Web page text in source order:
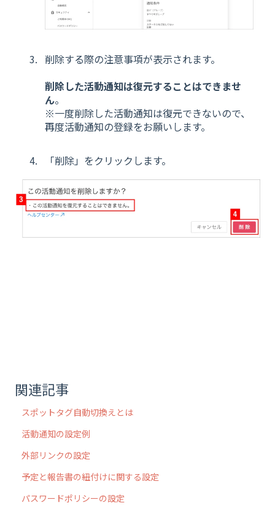
削除する際の注意事項が表示されます。
削除した活動通知は復元することはできませ
ん。
※一度削除した活動通知は復元できないので、
再度活動通知の登録をお願いします。
「削除」をクリックします。
関連記事
スポットタグ自動切換えとは
活動通知の設定例
外部リンクの設定
予定と報告書の紐付けに関する設定
パスワードポリシーの設定